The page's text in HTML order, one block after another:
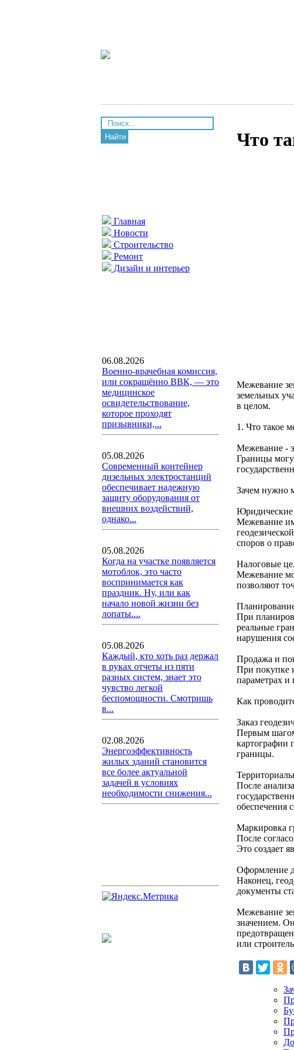
Найти
Главная
Новости
Строительство
Ремонт
Дизайн и интерьер
06.08.2026
Военно-врачебная комиссия,
или сокращённо ВВК, — это
медицинское
освидетельствование,
которое проходят
призывники,...
05.08.2026
Современный контейнер
дизельных электростанций
обеспечивает надежную
защиту оборудования от
внешних воздействий,
однако...
05.08.2026
Когда на участке появляется
мотоблок, это часто
воспринимается как
праздник. Ну, или как
начало новой жизни без
лопаты....
05.08.2026
Каждый, кто хоть раз держал
в руках отчеты из пяти
разных систем, знает это
чувство легкой
беспомощности. Смотришь
в...
02.08.2026
Энергоэффективность
жилых зданий становится
все более актуальной
задачей в условиях
необходимости снижения...
Что
Межевание
земельных
в целом.
1. Что такое
Межевание -
Границы
Зачем нужно
Юридические
Межевание
споров о
Налоговые
Межевание
позволяют
При
реальные
нарушения
Продажа и
При покупке
параметрах и
Как
Заказ
Первым шагом
картографии
границы.
После
обеспечения
Маркировка
После
Это создает
Оформление
Наконец,
документы
Межевание
значением.
или